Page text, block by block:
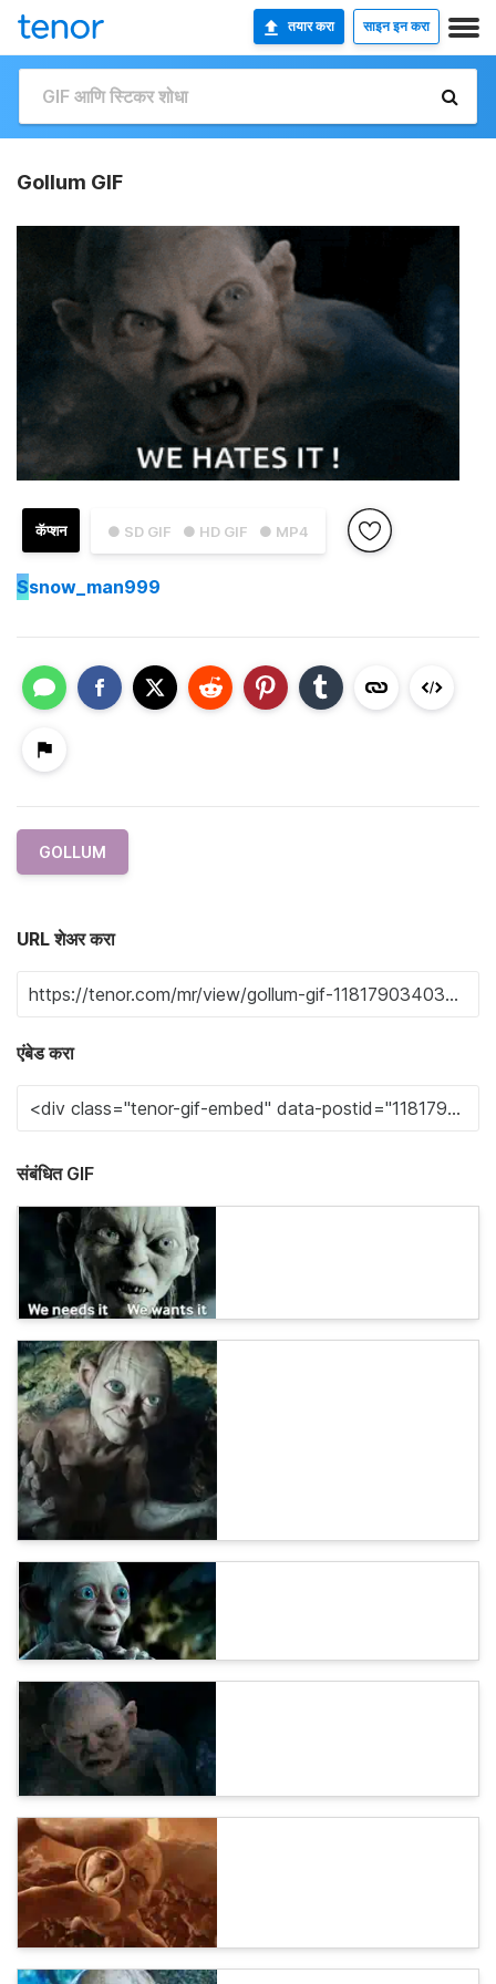
तयार करा साइन इन करा
Gollum GIF
● SD GIF ● HD GIF ● MP4
कॅप्शन
Ssnow_man999
GOLLUM
URL शेअर करा
एंबेड करा
संबंधित GIF